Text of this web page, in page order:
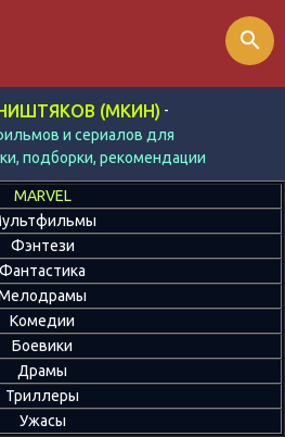
(МКИН) -
и сериалов для
подборки, рекомендации
search
MARVEL
Фэнтези
Фантастика
Комедии
Боевики
Драмы
Триллеры
Ужасы